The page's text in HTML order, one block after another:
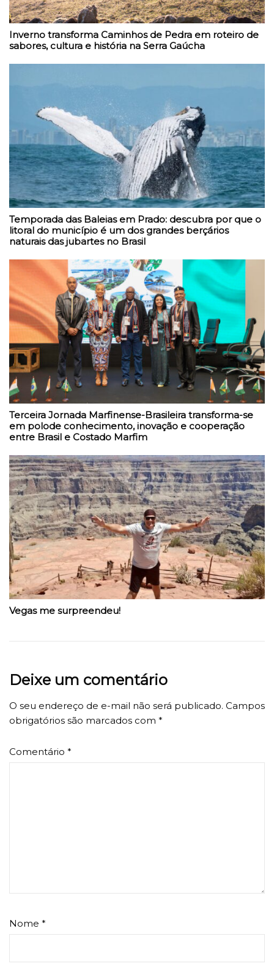
Inverno transforma Caminhos de Pedra em roteiro de
sabores, cultura e história na Serra Gaúcha
Temporada das Baleias em Prado: descubra por que o
litoral do município é um dos grandes berçários
naturais das jubartes no Brasil
Terceira Jornada Marfinense-Brasileira transforma-se
em polode conhecimento, inovação e cooperação
entre Brasil e Costado Marfim
Vegas me surpreendeu!
Deixe um comentário
O seu endereço de e-mail não será publicado. Campos
obrigatórios são marcados com *
Comentário *
Nome *